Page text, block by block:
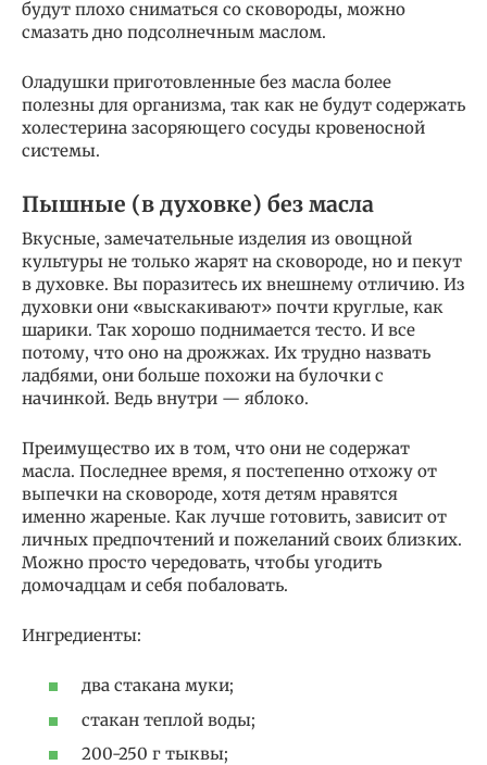
будут плохо сниматься со сковороды, можно
смазать дно подсолнечным маслом.
Оладушки приготовленные без масла более
полезны для организма, так как не будут содержать
холестерина засоряющего сосуды кровеносной
системы.
Пышные (в духовке) без масла
Вкусные, замечательные изделия из овощной
культуры не только жарят на сковороде, но и пекут
в духовке. Вы поразитесь их внешнему отличию. Из
духовки они «выскакивают» почти круглые, как
шарики. Так хорошо поднимается тесто. И все
потому, что оно на дрожжах. Их трудно назвать
ладбями, они больше похожи на булочки с
начинкой. Ведь внутри — яблоко.
Преимущество их в том, что они не содержат
масла. Последнее время, я постепенно отхожу от
выпечки на сковороде, хотя детям нравятся
именно жареные. Как лучше готовить, зависит от
личных предпочтений и пожеланий своих близких.
Можно просто чередовать, чтобы угодить
домочадцам и себя побаловать.
Ингредиенты:
два стакана муки;
стакан теплой воды;
200-250 г тыквы;